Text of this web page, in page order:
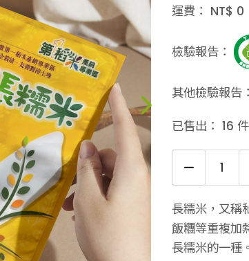
運費： NT$ 0
檢驗報告：
其他檢驗報告：
已售出： 16 件
長糯米，又稱
飯糰等重複加
長糯米的一種。